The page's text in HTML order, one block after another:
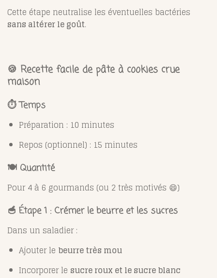
Cette étape neutralise les éventuelles bactéries
sans altérer le goût.
🍪 Recette facile de pâte à cookies crue
maison
⏱ Temps
Préparation : 10 minutes
Repos (optionnel) : 15 minutes
🍽 Quantité
Pour 4 à 6 gourmands (ou 2 très motivés 😄)
🥣 Étape 1 : Crémer le beurre et les sucres
Dans un saladier :
Ajouter le beurre très mou
Incorporer le sucre roux et le sucre blanc